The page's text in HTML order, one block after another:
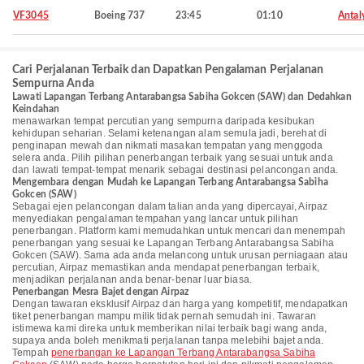
VF3045 Boeing 737 23:45 01:10
Cari Perjalanan Terbaik dan Dapatkan Pengalaman Perjalanan
Sempurna Anda
Lawati Lapangan Terbang Antarabangsa Sabiha Gokcen (SAW) dan Dedahkan
Keindahan
menawarkan tempat percutian yang sempurna daripada kesibukan
kehidupan seharian. Selami ketenangan alam semula jadi, berehat di
penginapan mewah dan nikmati masakan tempatan yang menggoda
selera anda. Pilih pilihan penerbangan terbaik yang sesuai untuk anda
dan lawati tempat-tempat menarik sebagai destinasi pelancongan anda.
Mengembara dengan Mudah ke Lapangan Terbang Antarabangsa Sabiha
Gokcen (SAW)
Sebagai ejen pelancongan dalam talian anda yang dipercayai, Airpaz
menyediakan pengalaman tempahan yang lancar untuk pilihan
penerbangan. Platform kami memudahkan untuk mencari dan menempah
penerbangan yang sesuai ke Lapangan Terbang Antarabangsa Sabiha
Gokcen (SAW). Sama ada anda melancong untuk urusan perniagaan atau
percutian, Airpaz memastikan anda mendapat penerbangan terbaik,
menjadikan perjalanan anda benar-benar luar biasa.
Penerbangan Mesra Bajet dengan Airpaz
Dengan tawaran eksklusif Airpaz dan harga yang kompetitif, mendapatkan
tiket penerbangan mampu milik tidak pernah semudah ini. Tawaran
istimewa kami direka untuk memberikan nilai terbaik bagi wang anda,
supaya anda boleh menikmati perjalanan tanpa melebihi bajet anda.
Tempah penerbangan ke Lapangan Terbang Antarabangsa Sabiha